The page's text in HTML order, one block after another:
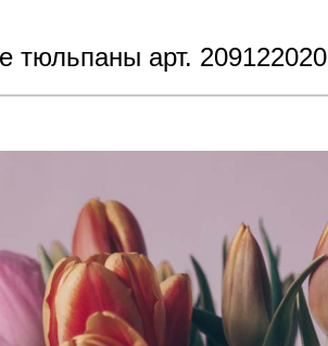
тюльпаны арт. 209122020